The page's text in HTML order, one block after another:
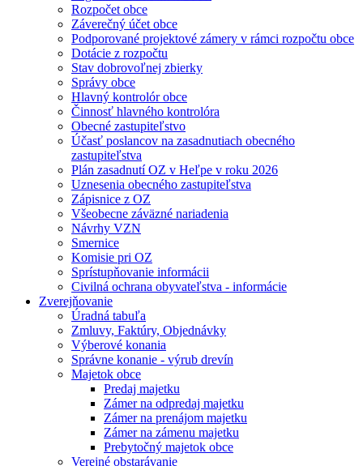
Rozpočet obce
Záverečný účet obce
Podporované projektové zámery v rámci rozpočtu obce
Dotácie z rozpočtu
Stav dobrovoľnej zbierky
Správy obce
Hlavný kontrolór obce
Činnosť hlavného kontrolóra
Obecné zastupiteľstvo
Účasť poslancov na zasadnutiach obecného
zastupiteľstva
Plán zasadnutí OZ v Heľpe v roku 2026
Uznesenia obecného zastupiteľstva
Zápisnice z OZ
Všeobecne záväzné nariadenia
Návrhy VZN
Smernice
Komisie pri OZ
Sprístupňovanie informácii
Civilná ochrana obyvateľstva - informácie
Zverejňovanie
Úradná tabuľa
Zmluvy, Faktúry, Objednávky
Výberové konania
Správne konanie - výrub drevín
Majetok obce
Predaj majetku
Zámer na odpredaj majetku
Zámer na prenájom majetku
Zámer na zámenu majetku
Prebytočný majetok obce
Verejné obstarávanie